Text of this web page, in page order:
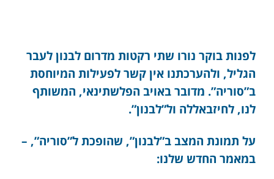
לפנות בוקר נורו שתי רקטות מדרום לבנון לעבר
הגליל, ולהערכתנו אין קשר לפעילות המיוחסת
ב”סוריה”. מדובר באויב הפלשתינאי, המשותף
לנו, לחיזבאללה ול”לבנון”.
על תמונת המצב ב”לבנון”, שהופכת ל”סוריה”, –
במאמר החדש שלנו: